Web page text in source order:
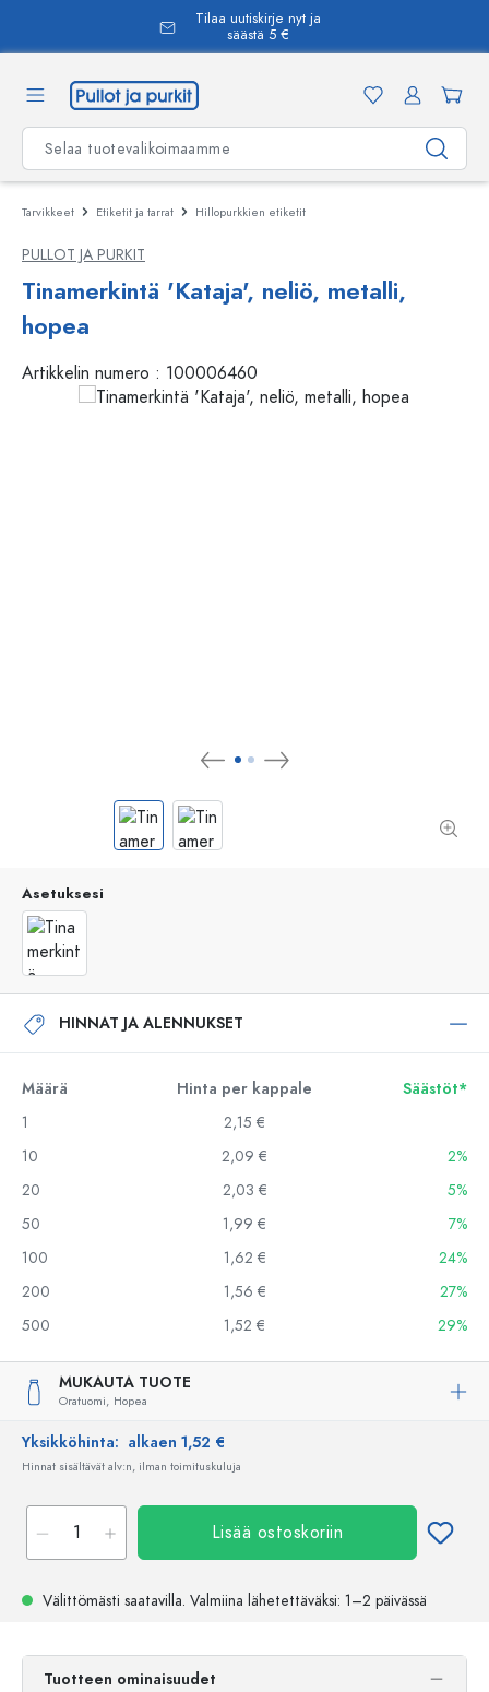
Tilaa uutiskirje nyt ja
säästä 5 €
Tarvikkeet Etiketit ja tarrat Hillopurkkien etiketit
PULLOT JA PURKIT
Tinamerkintä 'Kataja', neliö, metalli,
hopea
Artikkelin numero : 100006460
Asetuksesi
HINNAT JA ALENNUKSET
Määrä Hinta per kappale
Säästöt*
1
2,15 €
10
2,09 €
2%
20
2,03 €
5%
50
1,99 €
7%
100
1,62 €
24%
200
1,56 €
27%
500
1,52 € 29%
MUKAUTA TUOTE
Oratuomi, Hopea
Yksikköhinta: alkaen 1,52 €
Hinnat sisältävät alv:n, ilman toimituskuluja
Lisää ostoskoriin
Välittömästi saatavilla. Valmiina lähetettäväksi: 1–2 päivässä
Tuotteen ominaisuudet